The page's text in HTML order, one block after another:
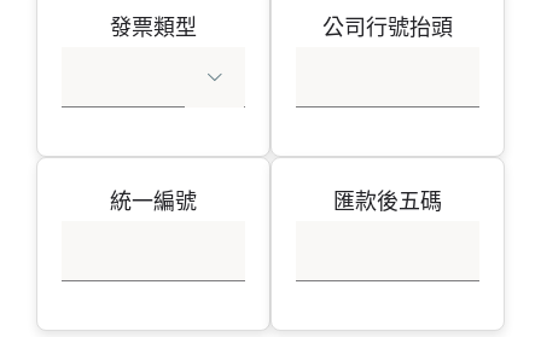
發票類型

公司行號抬頭
統一編號 匯款後五碼